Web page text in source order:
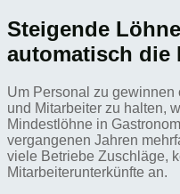
Steigende
automatisch die
Um Personal zu
und Mitarbeiter zu halten,
Mindestlöhne in
vergangenen Jahren
viele Betriebe Zuschläge,
Mitarbeiterunterkünfte an.